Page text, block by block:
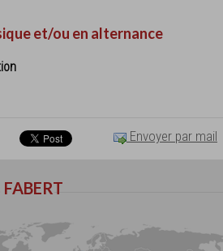
et/ou en alternance
Envoyer par mail
FABERT